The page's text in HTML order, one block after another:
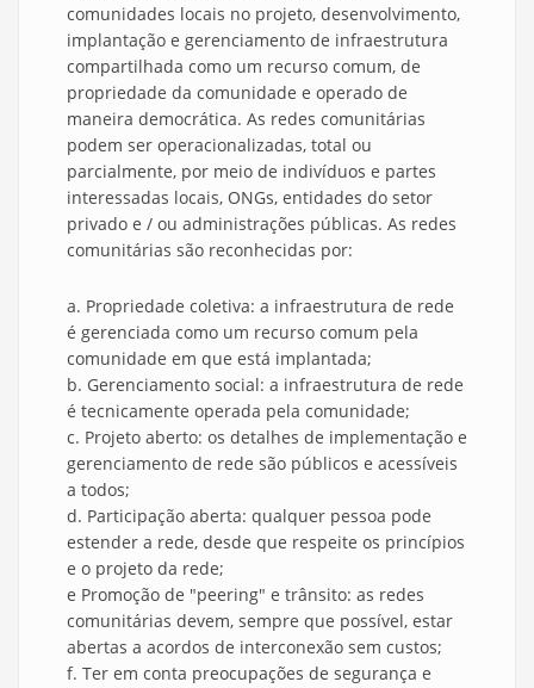
comunidades locais no projeto, desenvolvimento,
implantação e gerenciamento de infraestrutura
compartilhada como um recurso comum, de
propriedade da comunidade e operado de
maneira democrática. As redes comunitárias
podem ser operacionalizadas, total ou
parcialmente, por meio de indivíduos e partes
interessadas locais, ONGs, entidades do setor
privado e / ou administrações públicas. As redes
comunitárias são reconhecidas por:
a. Propriedade coletiva: a infraestrutura de rede
é gerenciada como um recurso comum pela
comunidade em que está implantada;
b. Gerenciamento social: a infraestrutura de rede
é tecnicamente operada pela comunidade;
c. Projeto aberto: os detalhes de implementação e
gerenciamento de rede são públicos e acessíveis
a todos;
d. Participação aberta: qualquer pessoa pode
estender a rede, desde que respeite os princípios
e o projeto da rede;
e Promoção de "peering" e trânsito: as redes
comunitárias devem, sempre que possível, estar
abertas a acordos de interconexão sem custos;
f. Ter em conta preocupações de segurança e